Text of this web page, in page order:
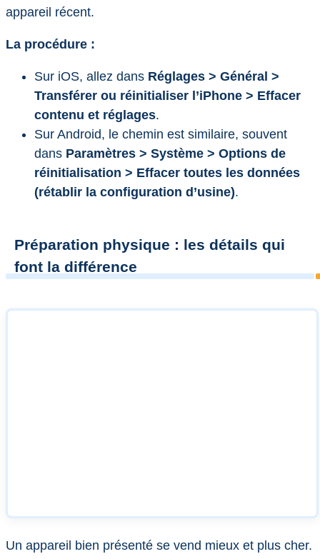
appareil récent.
La procédure :
Sur iOS, allez dans Réglages > Général >
Transférer ou réinitialiser l’iPhone > Effacer
contenu et réglages.
Sur Android, le chemin est similaire, souvent
dans Paramètres > Système > Options de
réinitialisation > Effacer toutes les données
(rétablir la configuration d’usine).
Préparation physique : les détails qui
font la différence
Un appareil bien présenté se vend mieux et plus cher.